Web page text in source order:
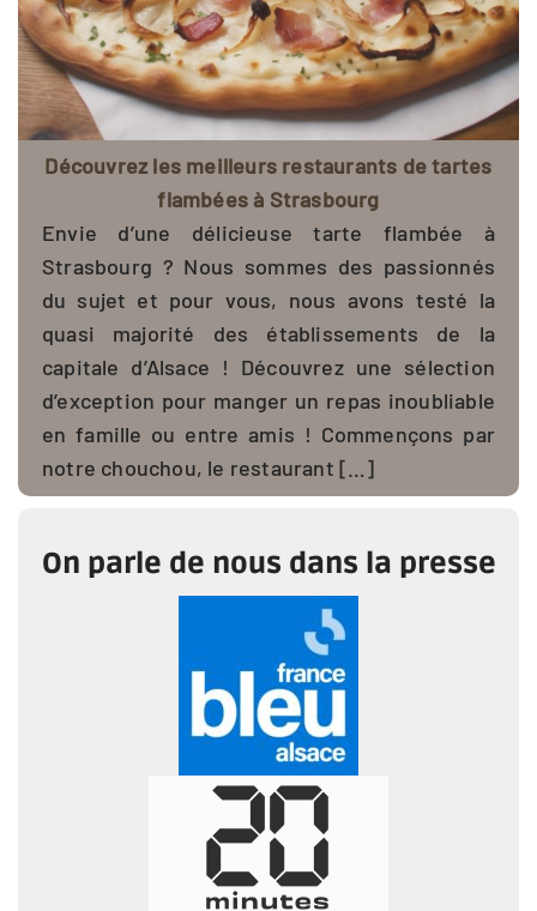
Découvrez les meilleurs restaurants de tartes
flambées à Strasbourg
Envie d’une délicieuse tarte flambée à
Strasbourg ? Nous sommes des passionnés
du sujet et pour vous, nous avons testé la
quasi majorité des établissements de la
capitale d’Alsace ! Découvrez une sélection
d’exception pour manger un repas inoubliable
en famille ou entre amis ! Commençons par
notre chouchou, le restaurant […]
On parle de nous dans la presse